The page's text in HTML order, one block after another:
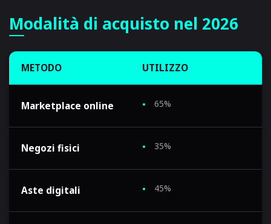
Modalità di acquisto nel 2026
METODO UTILIZZO
Marketplace online 65%
Negozi fisici 35%
Aste digitali 45%